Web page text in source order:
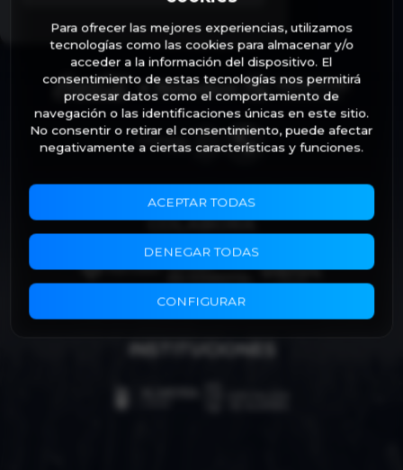
Para ofrecer las mejores experiencias, utilizamos
tecnologías como las cookies para almacenar y/o
acceder a la información del dispositivo. El
consentimiento de estas tecnologías nos permitirá
procesar datos como el comportamiento de
navegación o las identificaciones únicas en este sitio.
No consentir o retirar el consentimiento, puede afectar
negativamente a ciertas características y funciones.
ACEPTAR TODAS
DENEGAR TODAS
CONFIGURAR
PATROCINA
COLABORA
INSTITUCIONES